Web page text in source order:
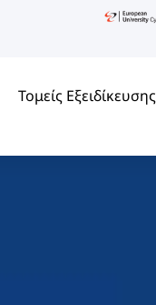
Τομείς Εξειδίκευσης